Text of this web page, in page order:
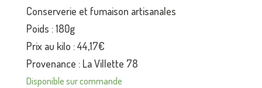
Conserverie et fumaison artisanales
Poids : 180g
Prix au kilo : 44,17€
Provenance : La Villette 78
Disponible sur commande